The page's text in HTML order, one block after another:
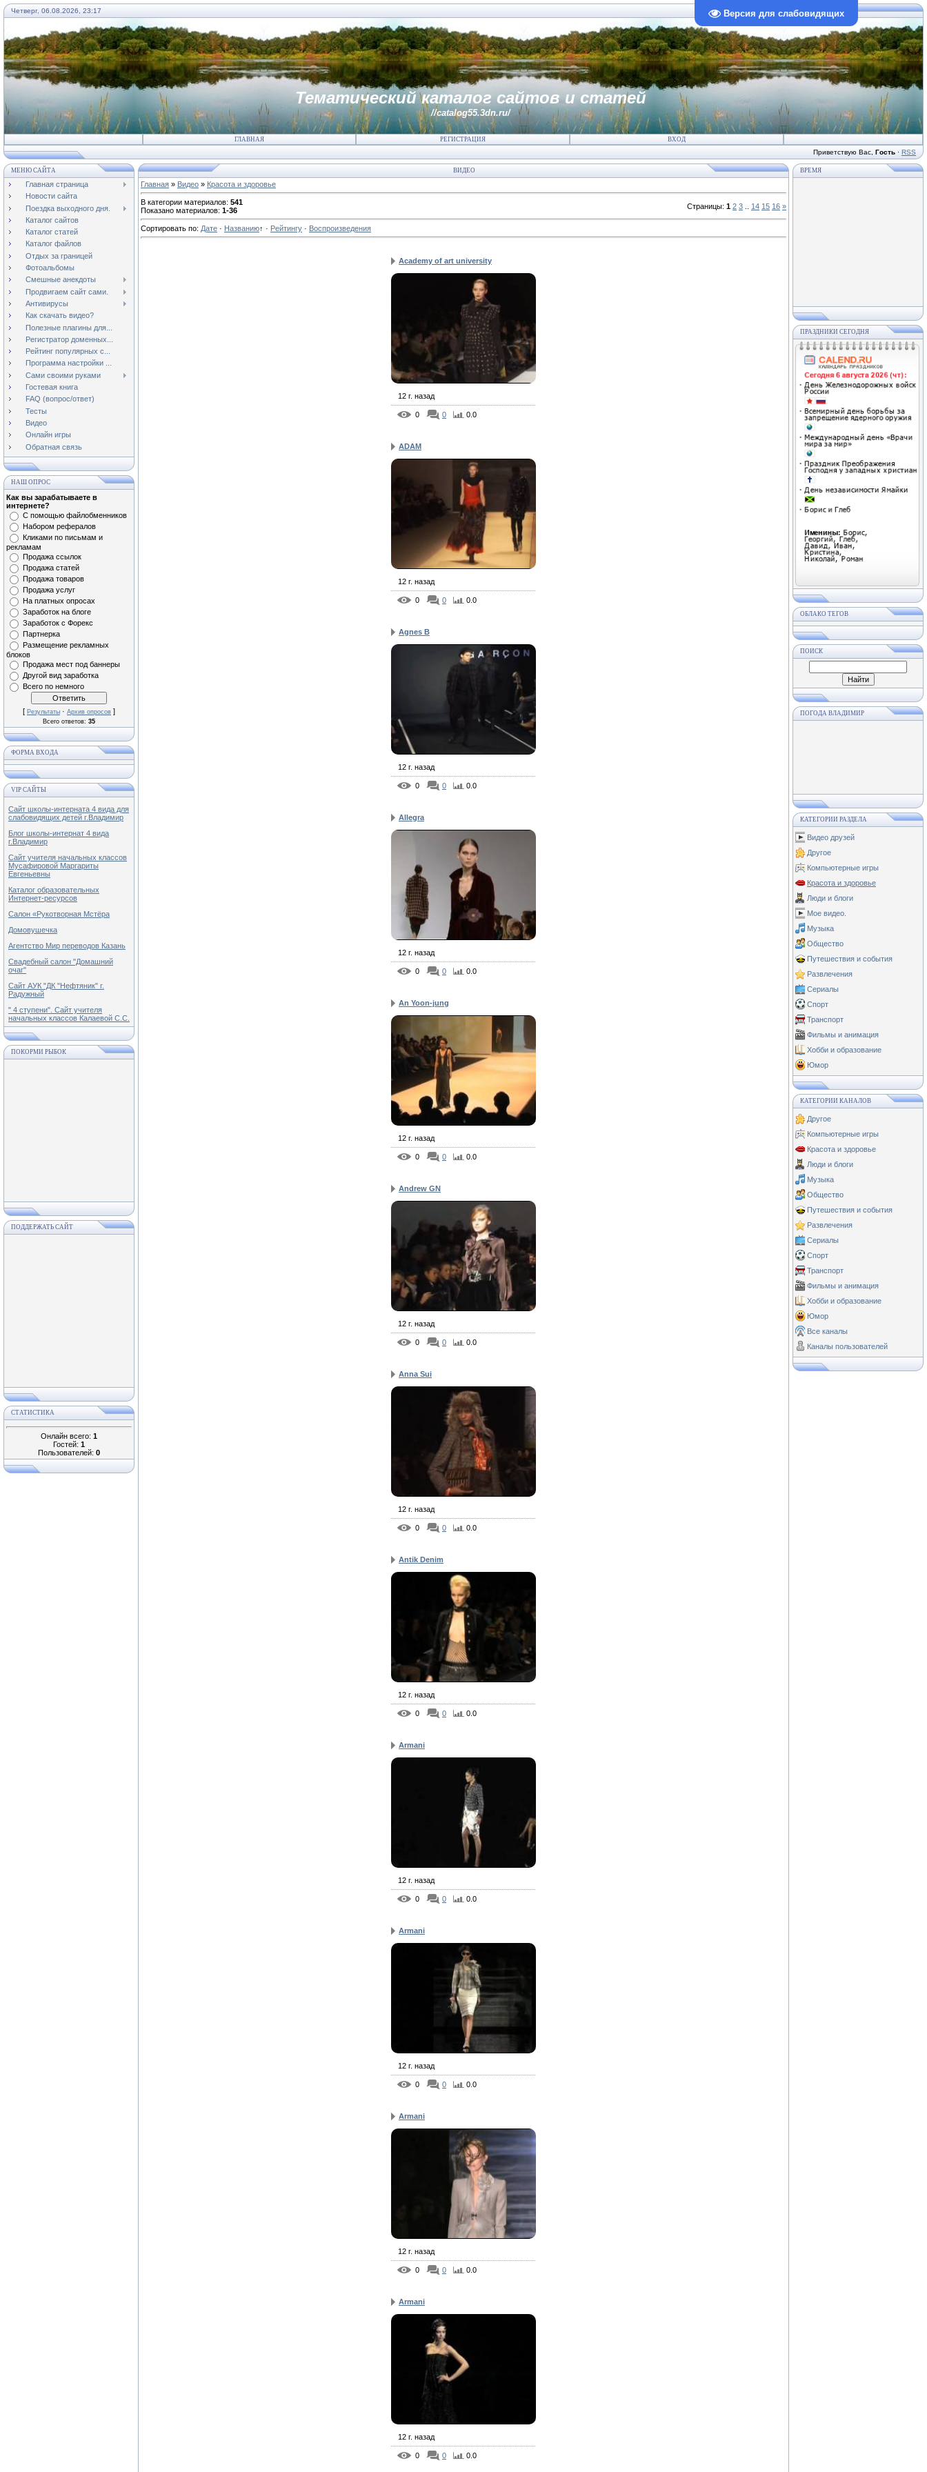
Версия для слабовидящих
Четверг, 06.08.2026, 23:17
Тематический каталог сайтов и статей
//catalog55.3dn.ru/
ГЛАВНАЯ РЕГИСТРАЦИЯ ВХОД
Приветствую Вас Гость · RSS
МЕНЮ САЙТА
Главная страница
Новости сайта
Поездка выходного дня.
Каталог сайтов
Каталог статей
Каталог файлов
Отдых за границей
Фотоальбомы
Смешные анекдоты
Продвигаем сайт сами.
Антивирусы
Как скачать видео?
Полезные плагины для...
Регистратор доменных...
Рейтинг популярных с...
Программа настройки ...
Сами своими руками
Гостевая книга
FAQ (вопрос/ответ)
Тесты
Видео
Онлайн игры
Обратная связь
НАШ ОПРОС
Как вы зарабатываете в
интернете?
С помощью файлобменников
Набором рефералов
Кликами по письмам и
рекламам
Продажа ссылок
Продажа статей
Продажа товаров
Продажа услуг
На платных опросах
Заработок на блоге
Заработок с Форекс
Партнерка
Размещение рекламных
блоков
Продажа мест под баннеры
Другой вид заработка
Всего по немного
[ Результаты · Архив опросов ]
Всего ответов: 35
ФОРМА ВХОДА
VIP САЙТЫ
Сайт школы-интерната 4 вида для
слабовидящих детей г.Владимир
Блог школы-интернат 4 вида
г.Владимир
Сайт учителя начальных классов
Мусафировой Маргариты
Евгеньевны
Каталог образовательных
Интернет-ресурсов
Салон «Рукотворная Мстёра
Домовушечка
Агентство Мир переводов Казань
Свадебный салон "Домашний
очаг"
Сайт АУК "ДК "Нефтяник" г.
Радужный
" 4 ступени". Сайт учителя
начальных классов Калаевой С.С.
ПОКОРМИ РЫБОК
ПОДДЕРЖАТЬ САЙТ
СТАТИСТИКА
Онлайн всего: 1
Гостей: 1
Пользователей: 0
ВИДЕО
Главная » Видео » Красота и здоровье
В категории материалов: 541
Показано материалов: 1-36 Страницы: 1 2 3 14 15 16 »
Сортировать по: Дате · Названию↑ · Рейтингу · Воспроизведения
Academy of art university
12 г. назад
0 0 0.0
ADAM
12 г. назад
0 0 0.0
Agnes B
12 г. назад
0 0 0.0
Allegra
12 г. назад
0 0 0.0
An Yoon-jung
12 г. назад
0 0 0.0
Andrew GN
12 г. назад
0 0 0.0
Anna Sui
12 г. назад
0 0 0.0
Antik Denim
12 г. назад
0 0 0.0
Armani
12 г. назад
0 0 0.0
Armani
12 г. назад
0 0 0.0
Armani
12 г. назад
0 0 0.0
Armani
12 г. назад
0 0 0.0
ВРЕМЯ
ПРАЗДНИКИ СЕГОДНЯ
ОБЛАКО ТЕГОВ
ПОИСК
ПОГОДА ВЛАДИМИР
КАТЕГОРИИ РАЗДЕЛА
Видео друзей
Другое
Компьютерные игры
Красота и здоровье
Люди и блоги
Мое видео.
Музыка
Общество
Путешествия и события
Развлечения
Сериалы
Спорт
Транспорт
Фильмы и анимация
Хобби и образование
Юмор
КАТЕГОРИИ КАНАЛОВ
Другое
Компьютерные игры
Красота и здоровье
Люди и блоги
Музыка
Общество
Путешествия и события
Развлечения
Сериалы
Спорт
Транспорт
Фильмы и анимация
Хобби и образование
Юмор
Все каналы
Каналы пользователей